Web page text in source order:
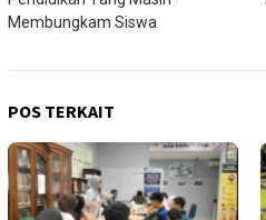
Membungkam Siswa
POS TERKAIT